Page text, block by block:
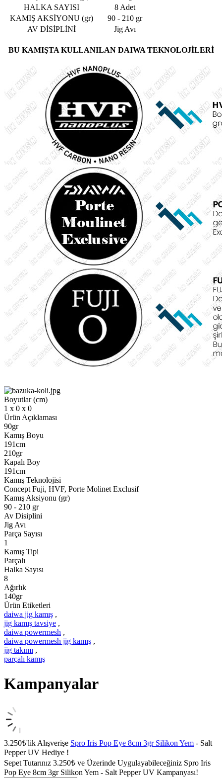
HALKA SAYISI
8 Adet
KAMIŞ AKSİYONU (gr)
90 - 210 gr
AV DİSİPLİNİ
Jig Avı
BU KAMIŞTA KULLANILAN DAIWA TEKNOLOJİLERİ
Boyutlar (cm)
1 x 0 x 0
Ürün Açıklaması
90gr
Kamış Boyu
191cm
210gr
Kapalı Boy
191cm
Kamış Teknolojisi
Concept Fuji, HVF, Porte Molinet Exclusif
Kamış Aksiyonu (gr)
90 - 210 gr
Av Disiplini
Jig Avı
Parça Sayısı
1
Kamış Tipi
Parçalı
Halka Sayısı
8
Ağırlık
140gr
Ürün Etiketleri
daiwa jig kamış ,
jig kamış tavsiye ,
daiwa powermesh ,
daiwa powermesh jig kamış ,
jig takımı ,
parçalı kamış
Kampanyalar
3.250₺'lik Alışverişe Spro Iris Pop Eye 8cm 3gr Silikon Yem - Salt
Pepper UV Hediye !
Sepet Tutarınız 3.250₺ ve Üzerinde Uygulayabileceğiniz Spro Iris
Pop Eye 8cm 3gr Silikon Yem - Salt Pepper UV Kampanyası!